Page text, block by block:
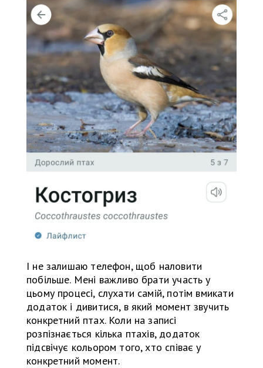
І не залишаю телефон, щоб наловити
побільше. Мені важливо брати участь у
цьому процесі, слухати самій, потім вмикати
додаток і дивитися, в який момент звучить
конкретний птах. Коли на записі
розпізнається кілька птахів, додаток
підсвічує кольором того, хто співає у
конкретний момент.